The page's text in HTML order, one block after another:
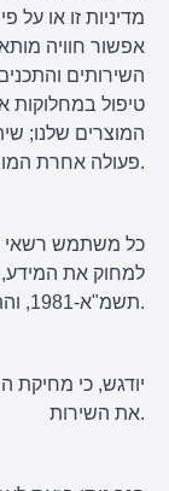
מדיניות זו או על
אפשור חוויה
השירותים
טיפול במחלוקות
המוצרים שלנו;
פעולה אחרת המותרת לחברה לפי כל דין.
למחוק את המידע,
תשמ"א-1981, והתקנות הנלוות לו.
את השירות.